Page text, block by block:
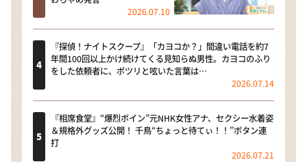
2026.07.10
『探偵！ナイトスクープ』「カヨコか？」間違い電話を約7
年間100回以上かけ続けてくる見知らぬ男性。カヨコのふり
をした依頼者に、ポツリと呟いた言葉は…
2026.07.14
『相席食堂』“爆烈ボイン”元NHK女性アナ、セクシー水着姿
＆規格外グッズ公開！ 千鳥“ちょっと待てぃ！！”ボタン連
打
2026.07.21